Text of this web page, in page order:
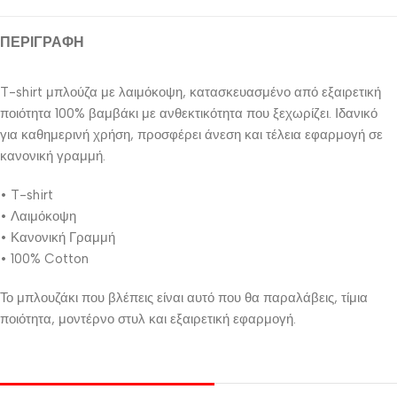
ΠΕΡΙΓΡΑΦΉ
T-shirt μπλούζα με λαιμόκοψη, κατασκευασμένο από εξαιρετική
ποιότητα 100% βαμβάκι με ανθεκτικότητα που ξεχωρίζει. Ιδανικό
για καθημερινή χρήση, προσφέρει άνεση και τέλεια εφαρμογή σε
κανονική γραμμή.
• T-shirt
• Λαιμόκοψη
• Κανονική Γραμμή
• 100% Cotton
Το μπλουζάκι που βλέπεις είναι αυτό που θα παραλάβεις, τίμια
ποιότητα, μοντέρνο στυλ και εξαιρετική εφαρμογή.